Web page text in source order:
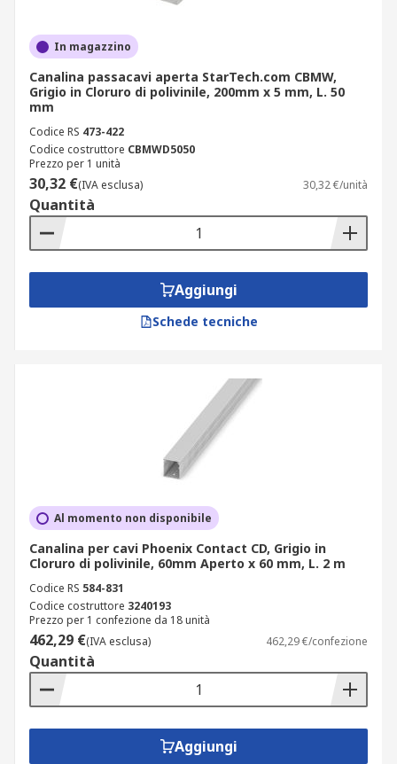
In magazzino
Canalina passacavi aperta StarTech.com CBMW,
Grigio in Cloruro di polivinile, 200mm x 5 mm, L. 50
mm
Codice RS 473-422
Codice costruttore CBMWD5050
Prezzo per 1 unità
30,32 €(IVA esclusa) 30,32 €/unità
Quantità
Aggiungi
Schede tecniche
Al momento non disponibile
Canalina per cavi Phoenix Contact CD, Grigio in
Cloruro di polivinile, 60mm Aperto x 60 mm, L. 2 m
Codice RS 584-831
Codice costruttore 3240193
Prezzo per 1 confezione da 18 unità
462,29 €(IVA esclusa) 462,29 €/confezione
Quantità
Aggiungi